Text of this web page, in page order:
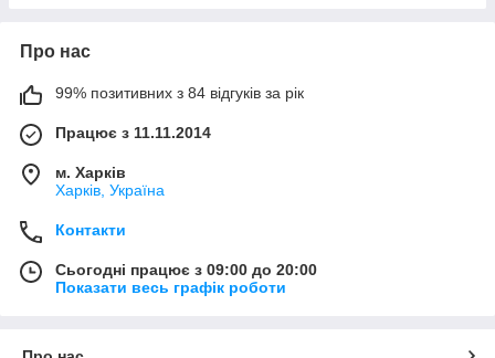
Про нас
99% позитивних з 84 відгуків за рік
Працює з 11.11.2014
м. Харків
Харків, Україна
Контакти
Сьогодні працює з 09:00 до 20:00
Показати весь графік роботи